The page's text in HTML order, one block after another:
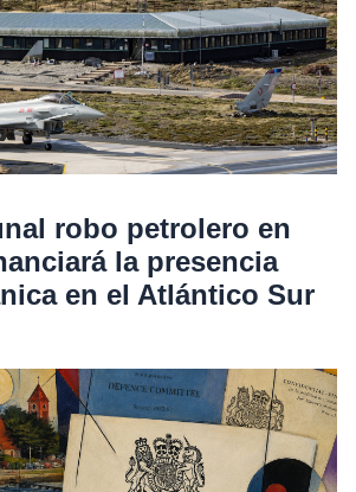
robo petrolero en
la presencia
en el Atlántico Sur